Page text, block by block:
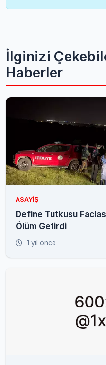
İlginizi
Haberler
ASAYIŞ
Define Tutkusu
Ölüm Getirdi
1 yıl önce